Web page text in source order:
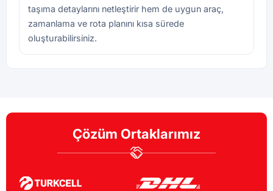
taşıma detaylarını netleştirir hem de uygun araç,
zamanlama ve rota planını kısa sürede
oluşturabilirsiniz.
Çözüm Ortaklarımız